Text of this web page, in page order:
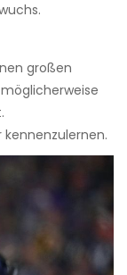
großen
kennenzulernen.